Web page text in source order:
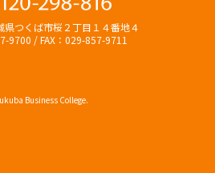
県つくば市桜２丁目１４番地４
9700 / FAX：029-857-9711
Business College.